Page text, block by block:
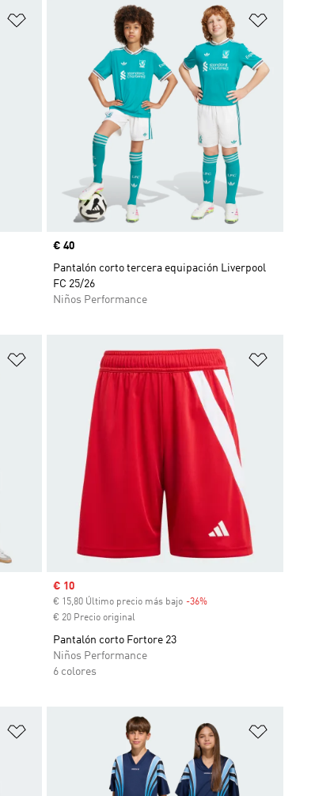
Añadir a la lista de deseos
Precio
€ 40
Pantalón corto tercera equipación Liverpool
FC 25/26
Niños Performance
Añadir a la lista de deseos
Precio de venta
€ 10
€ 15,80 Último precio más bajo -36%Descuento
€ 20 Precio original
Pantalón corto Fortore 23
Niños Performance
6 colores
Añadir a la lista de deseos